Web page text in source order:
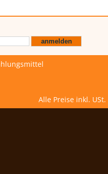
Alle Preise inkl. USt.